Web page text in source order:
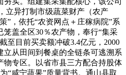
立异打制市级蔬菜财产（农产
”，依托“农资网点＋庄稼病院”系
盖全区30％农产物，奉行“集采
至目前买卖额冲破3.4亿元，2000
立从田间到餐桌的全链条可逃溯系
物专区。以省市县三方配合持股体
“咸宁蔬果”质量背书。通山县取